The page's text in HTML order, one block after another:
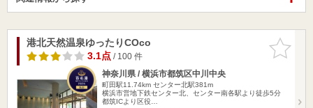
お気に入
りに追加
港北天然温泉ゆったりCOco
3.1点/ 100 件
神奈川県 / 横浜市都筑区中川中央
町田駅11.74km センター北駅381m
横浜市営地下鉄センター北、センター南各駅より徒歩5分
都筑ICより区役…